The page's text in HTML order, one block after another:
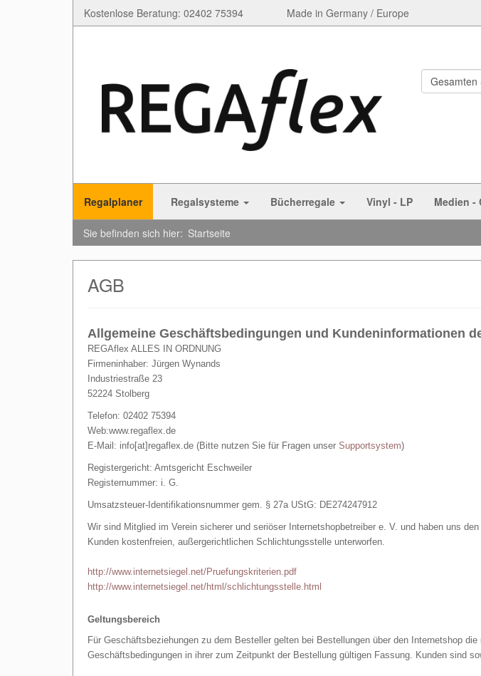
Kostenlose Beratung: 02402 75394 Made in Germany / Europe
Regalplaner Regalsysteme Bücherregale Vinyl - LP Medien -
Sie befinden sich hier: Startseite
AGB
Allgemeine Geschäftsbedingungen und Kundeninformationen
REGAflex ALLES IN ORDNUNG
Firmeninhaber: Jürgen Wynands
Industriestraße 23
52224 Stolberg
Telefon: 02402 75394
Web:www.regaflex.de
E-Mail: info[at]regaflex.de (Bitte nutzen Sie für Fragen unser Supportsystem)
Registergericht: Amtsgericht Eschweiler
Registernummer: i. G.
Umsatzsteuer-Identifikationsnummer gem. § 27a UStG: DE274247912
Wir sind Mitglied im Verein sicherer und seriöser Internetshopbetreiber e. V. und haben uns
Kunden kostenfreien, außergerichtlichen Schlichtungsstelle unterworfen.
http://www.internetsiegel.net/Pruefungskriterien.pdf
http://www.internetsiegel.net/html/schlichtungsstelle.html
Geltungsbereich
Für Geschäftsbeziehungen zu dem Besteller gelten bei Bestellungen über den Internetshop die
Geschäftsbedingungen in ihrer zum Zeitpunkt der Bestellung gültigen Fassung. Kunden sind